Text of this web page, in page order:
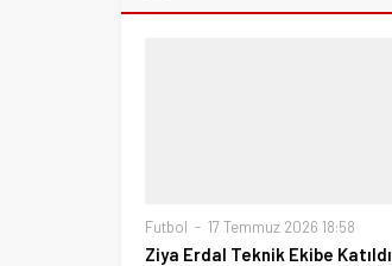
Futbol 17 Temmuz 2026 18:58
Ziya Erdal Teknik Ekibe Katıldı